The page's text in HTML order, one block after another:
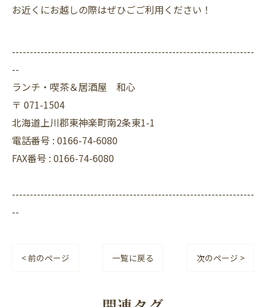
お近くにお越しの際はぜひごご利用ください！
--------------------------------------------------------------------
--
ランチ・喫茶＆居酒屋 和心
〒 071-1504
北海道上川郡東神楽町南2条東1-1
電話番号 : 0166-74-6080
FAX番号 : 0166-74-6080
--------------------------------------------------------------------
--
< 前のページ 一覧に戻る 次のページ >